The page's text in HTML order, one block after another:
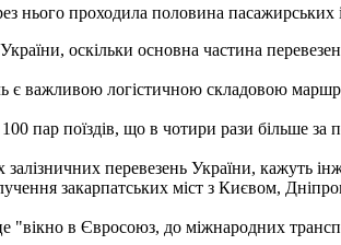
нього проходила половина пасажирських
оскільки основна частина
важливою логістичною складовою
пар поїздів, що в чотири рази більше за
перевезень України, кажуть
закарпатських міст з Києвом,
"вікно в Євросоюз, до міжнародних